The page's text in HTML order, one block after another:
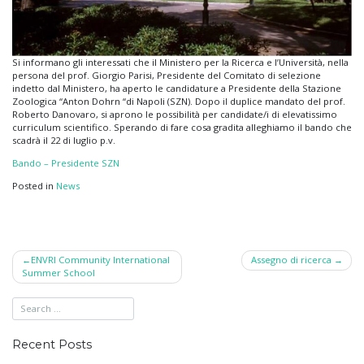
Si informano gli interessati che il Ministero per la Ricerca e l’Università, nella
persona del prof. Giorgio Parisi, Presidente del Comitato di selezione
indetto dal Ministero, ha aperto le candidature a Presidente della Stazione
Zoologica “Anton Dohrn “di Napoli (SZN). Dopo il duplice mandato del prof.
Roberto Danovaro, si aprono le possibilità per candidate/i di elevatissimo
curriculum scientifico. Sperando di fare cosa gradita alleghiamo il bando che
scadrà il 22 di luglio p.v.
Bando – Presidente SZN
Posted in News
Post
navigation
ENVRI Community International
Summer School
Assegno di ricerca
Recent Posts